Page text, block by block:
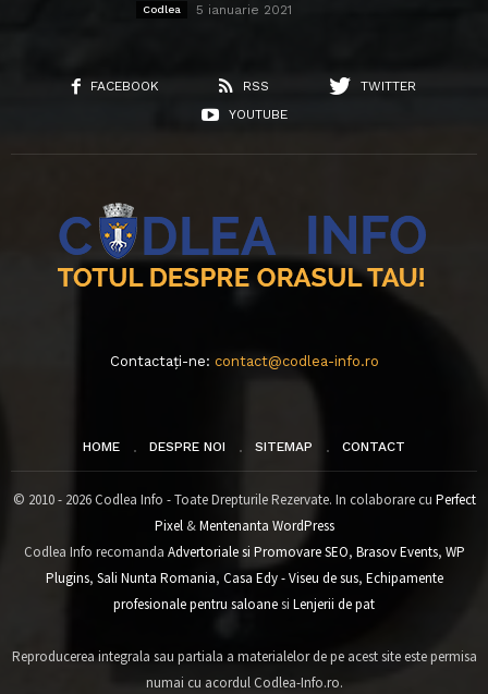
Codlea 5 ianuarie 2021
FACEBOOK RSS
TWITTER
YOUTUBE
Contactați-ne: contact@codlea-info.ro
HOME DESPRE NOI SITEMAP CONTACT
© 2010 - 2026 Codlea Info - Toate Drepturile Rezervate. In colaborare cu Perfect
Pixel&Mentenanta WordPress
Codlea Info recomanda Advertoriale si Promovare SEO, Brasov Events, WP
Plugins, Sali Nunta Romania, Casa Edy - Viseu de sus, Echipamente
profesionale pentru saloanesi Lenjerii de pat
Reproducerea integrala sau partiala a materialelor de pe acest site este permisa
numai cu acordul Codlea-Info.ro.